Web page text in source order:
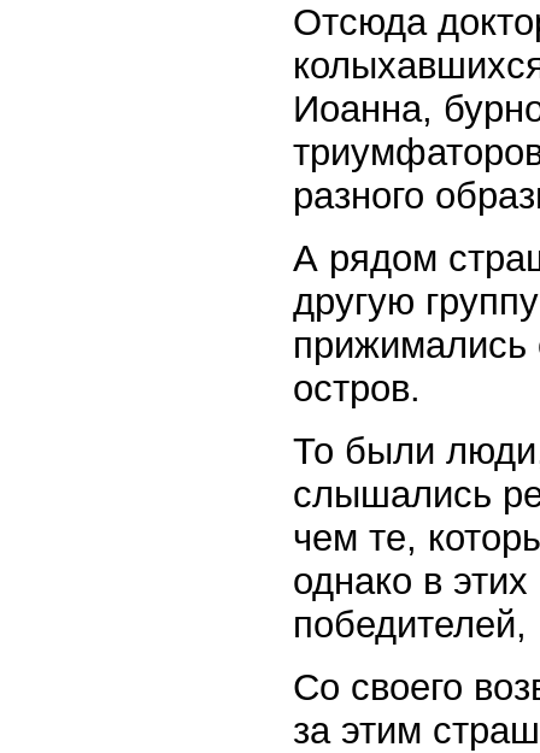
Отсюда
Иоанна,
разного
А рядом
другую
прижимались
остров.
То были
слышались
чем те,
однако в
победителей,
Со своего
за этим